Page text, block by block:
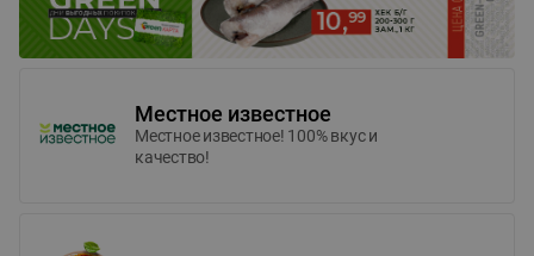
Местное известное
Местное известное! 100% вкус и
качество!